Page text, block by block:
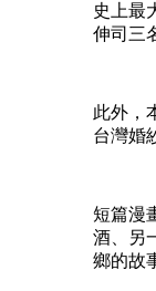
史上最
伸司三
此外，
台灣婚
短篇漫
酒、另
鄉的故